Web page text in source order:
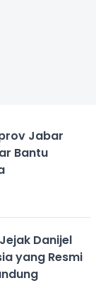
Jabar
Bantu
Danijel
yang Resmi